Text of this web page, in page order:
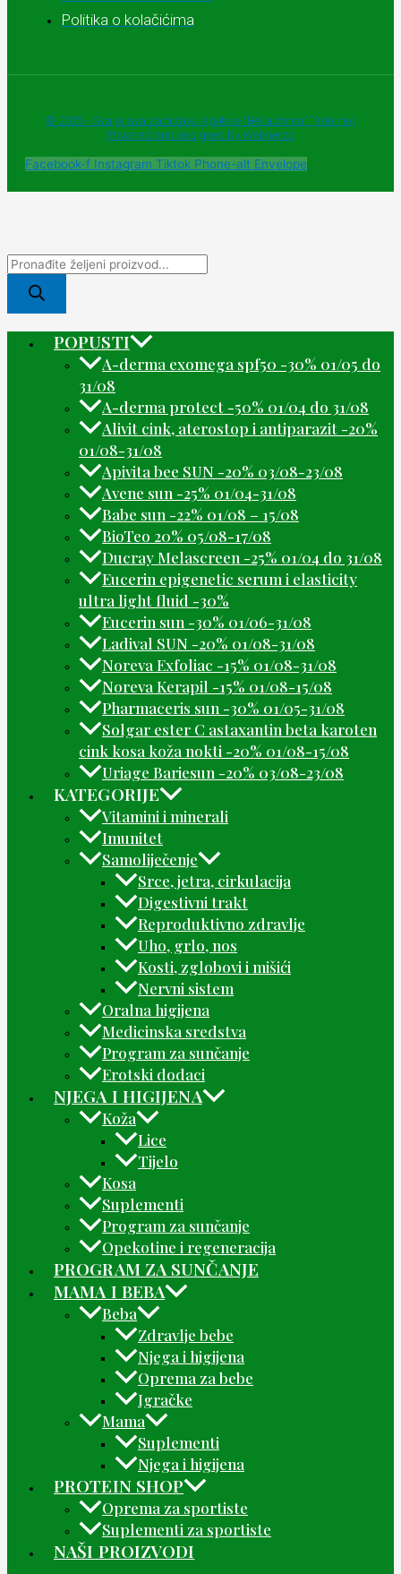
Politika o kolačićima
© 2025 - Sva prava zadržava Apoteke "Belladonna" Trebinje |
Powered and designed by Webherzz
Facebook-f Instagram Tiktok Phone-alt Envelope
POPUSTI
A-derma exomega spf50 -30% 01/05 do
31/08
A-derma protect -50% 01/04 do 31/08
Alivit cink, aterostop i antiparazit -20%
01/08-31/08
Apivita bee SUN -20% 03/08-23/08
Avene sun -25% 01/04-31/08
Babe sun -22% 01/08 – 15/08
BioTeo 20% 05/08-17/08
Ducray Melascreen -25% 01/04 do 31/08
Eucerin epigenetic serum i elasticity
ultra light fluid -30%
Eucerin sun -30% 01/06-31/08
Ladival SUN -20% 01/08-31/08
Noreva Exfoliac -15% 01/08-31/08
Noreva Kerapil -15% 01/08-15/08
Pharmaceris sun -30% 01/05-31/08
Solgar ester C astaxantin beta karoten
cink kosa koža nokti -20% 01/08-15/08
Uriage Bariesun -20% 03/08-23/08
KATEGORIJE
Vitamini i minerali
Imunitet
Samoliječenje
Srce, jetra, cirkulacija
Digestivni trakt
Reproduktivno zdravlje
Uho, grlo, nos
Kosti, zglobovi i mišići
Nervni sistem
Oralna higijena
Medicinska sredstva
Program za sunčanje
Erotski dodaci
NJEGA I HIGIJENA
Koža
Lice
Tijelo
Kosa
Suplementi
Program za sunčanje
Opekotine i regeneracija
PROGRAM ZA SUNČANJE
MAMA I BEBA
Beba
Zdravlje bebe
Njega i higijena
Oprema za bebe
Igračke
Mama
Suplementi
Njega i higijena
PROTEIN SHOP
Oprema za sportiste
Suplementi za sportiste
NAŠI PROIZVODI